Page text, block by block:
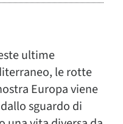
ultime
le rotte
Europa viene
sguardo di